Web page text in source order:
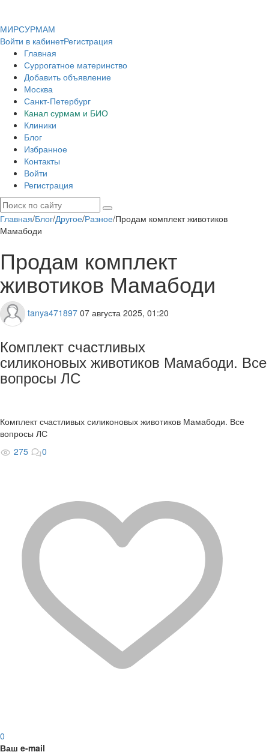
МИРСУРМАМ
Войти в кабинетРегистрация
Главная
Суррогатное материнство
Добавить объявление
Москва
Санкт-Петербург
Канал сурмам и БИО
Клиники
Блог
Избранное
Контакты
Войти
Регистрация
Главная/Блог/Другое/Разное/Продам комплект животиков
Мамабоди
Продам комплект
животиков Мамабоди
tanya471897 07 августа 2025, 01:20
Комплект счастливых
силиконовых животиков Мамабоди. Все
вопросы ЛС
Комплект счастливых силиконовых животиков Мамабоди. Все
вопросы ЛС
275
0
0
Ваш e-mail